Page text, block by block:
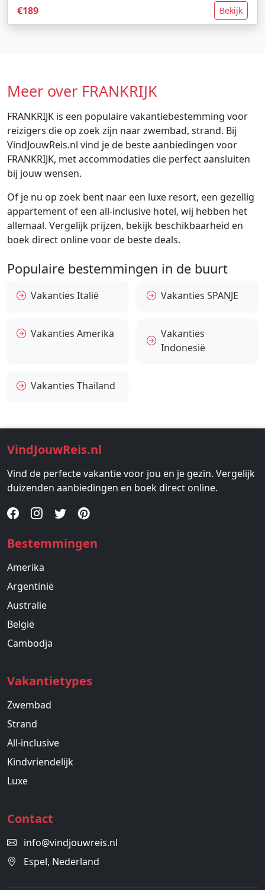
€189 Bekijk
Meer over FRANKRIJK
FRANKRIJK is een populaire vakantiebestemming voor
reizigers die op zoek zijn naar zwembad, strand. Bij
VindJouwReis.nl vind je de beste aanbiedingen voor
FRANKRIJK, met accommodaties die perfect aansluiten
bij jouw wensen.
Of je nu op zoek bent naar een luxe resort, een gezellig
appartement of een all-inclusive hotel, wij hebben het
allemaal. Vergelijk prijzen, bekijk beschikbaarheid en
boek direct online voor de beste deals.
Populaire bestemmingen in de buurt
Vakanties Italië Vakanties SPANJE
Vakanties Amerika
Vakanties
Indonesië
Vakanties Thailand
VindJouwReis.nl
Vind de perfecte vakantie voor jou en je gezin. Vergelijk
duizenden aanbiedingen en boek direct online.
Bestemmingen
Amerika
Argentinië
Australie
België
Cambodja
Vakantietypes
Zwembad
Strand
All-inclusive
Kindvriendelijk
Luxe
Contact
info@vindjouwreis.nl
Espel, Nederland